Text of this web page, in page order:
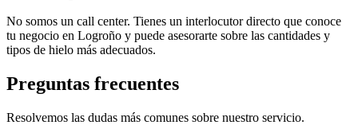
No somos un call center. Tienes un interlocutor directo que conoce
tu negocio en Logroño y puede asesorarte sobre las cantidades y
tipos de hielo más adecuados.
Preguntas frecuentes
Resolvemos las dudas más comunes sobre nuestro servicio.